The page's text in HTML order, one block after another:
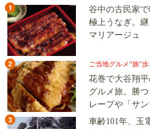
1
谷中の古民家
極上うなぎ。
マリアージュ
2 ご当地グルメ“旅”歩
花巻で大谷翔
グルメ旅。勝
レープや「サ
3
車齢101年、玉